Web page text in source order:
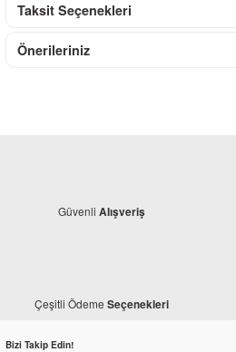
Taksit Seçenekleri
Önerileriniz
Güvenli Alışveriş
Çeşitli Ödeme Seçenekleri
Bizi Takip Edin!